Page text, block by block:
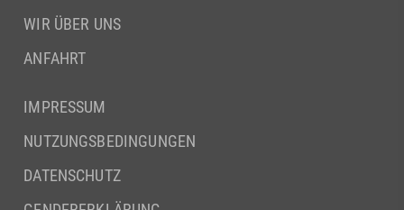
WIR ÜBER UNS
ANFAHRT
IMPRESSUM
NUTZUNGSBEDINGUNGEN
DATENSCHUTZ